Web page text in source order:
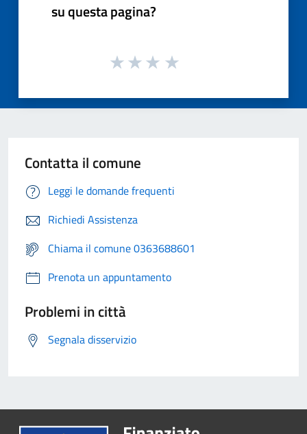
su questa pagina?
Contatta il comune
Leggi le domande frequenti
Richiedi Assistenza
Chiama il comune 0363688601
Prenota un appuntamento
Problemi in città
Segnala disservizio